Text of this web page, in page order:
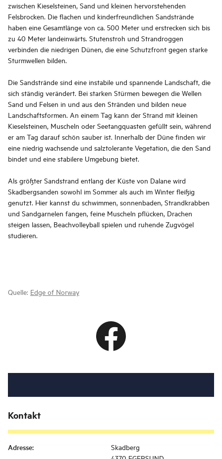
zwischen Kieselsteinen, Sand und kleinen hervorstehenden
Felsbrocken. Die flachen und kinderfreundlichen Sandstrände
haben eine Gesamtlänge von ca. 500 Meter und erstrecken sich bis
zu 40 Meter landeinwärts. Stutenstroh und Strandroggen
verbinden die niedrigen Dünen, die eine Schutzfront gegen starke
Sturmwellen bilden.
Die Sandstrände sind eine instabile und spannende Landschaft, die
sich ständig verändert. Bei starken Stürmen bewegen die Wellen
Sand und Felsen in und aus den Stränden und bilden neue
Landschaftsformen. An einem Tag kann der Strand mit kleinen
Kieselsteinen, Muscheln oder Seetangquasten gefüllt sein, während
er am Tag darauf schön sauber ist. Innerhalb der Düne finden wir
eine niedrig wachsende und salztolerante Vegetation, die den Sand
bindet und eine stabilere Umgebung bietet.
Als größter Sandstrand entlang der Küste von Dalane wird
Skadbergsanden sowohl im Sommer als auch im Winter fleißig
genutzt. Hier kannst du schwimmen, sonnenbaden, Strandkrabben
und Sandgarnelen fangen, feine Muscheln pflücken, Drachen
steigen lassen, Beachvolleyball spielen und ruhende Zugvögel
studieren.
Quelle: Edge of Norway
Kontakt
Adresse:
Skadberg